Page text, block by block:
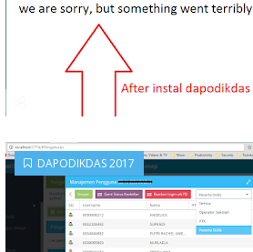
DAPODIKDAS 2017